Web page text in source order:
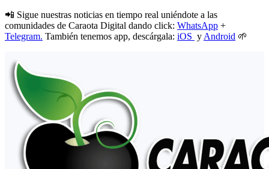
📲 Sigue nuestras noticias en tiempo real uniéndote a las
comunidades de Caraota Digital dando click: WhatsApp +
Telegram. También tenemos app, descárgala: iOS y Android 🌱